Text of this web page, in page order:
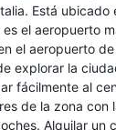
Está ubicado
el aeropuerto
el aeropuerto
explorar la
fácilmente al
de la zona con
Alquilar un